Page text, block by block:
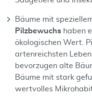
Bäume mit
Pilzbewuchs haben
ökologischen Wert.
artenreichsten
bevorzugen alte
Bäume mit stark
wertvolles